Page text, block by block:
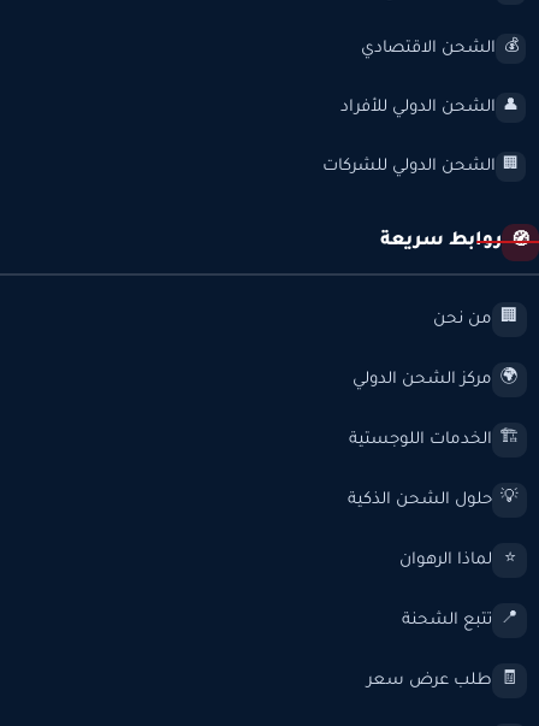
💰 الشحن الاقتصادي
👤 الشحن الدولي للأفراد
🏢 الشحن الدولي للشركات
🧭 روابط سريعة
🏢 من نحن
🌍 مركز الشحن الدولي
🏗️ الخدمات اللوجستية
💡 حلول الشحن الذكية
⭐ لماذا الرهوان
📍 تتبع الشحنة
🧾 طلب عرض سعر